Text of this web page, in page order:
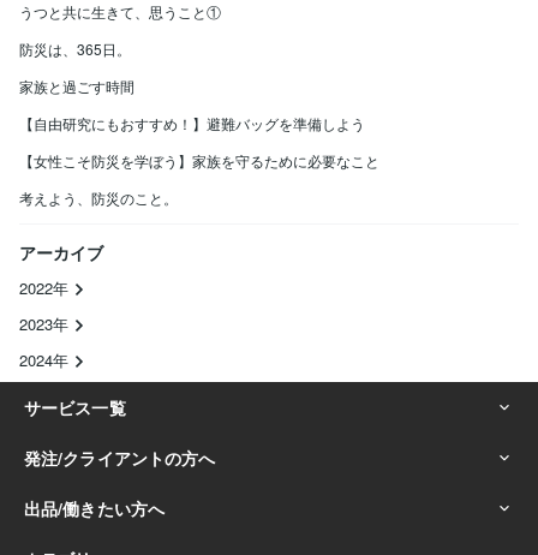
うつと共に生きて、思うこと①
防災は、365日。
家族と過ごす時間
【自由研究にもおすすめ！】避難バッグを準備しよう
【女性こそ防災を学ぼう】家族を守るために必要なこと
考えよう、防災のこと。
アーカイブ
2022年
2023年
2024年